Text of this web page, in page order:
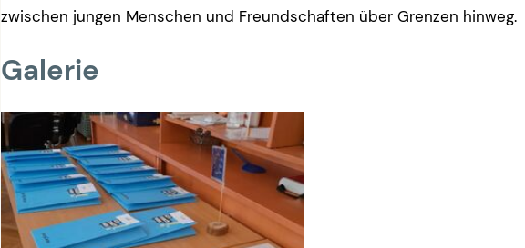
zwischen jungen Menschen und Freundschaften über Grenzen hinweg.
Galerie